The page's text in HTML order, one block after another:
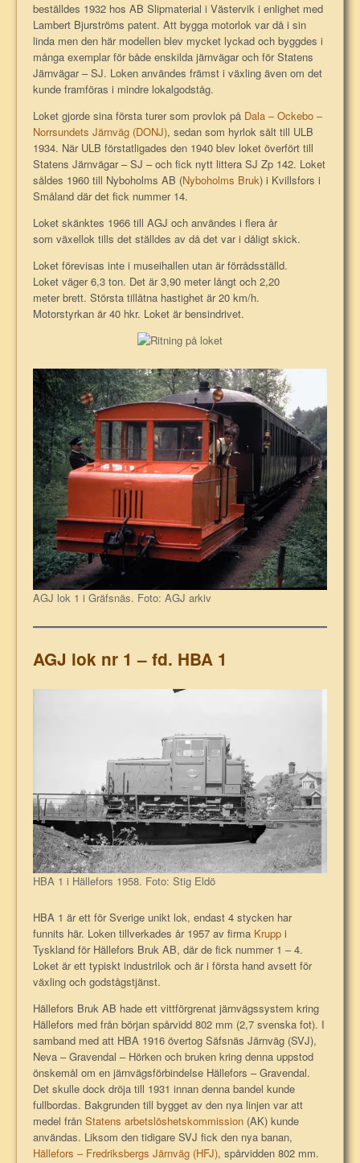
beställdes 1932 hos AB Slipmaterial i Västervik i enlighet med
Lambert Bjurströms patent. Att bygga motorlok var då i sin
linda men den här modellen blev mycket lyckad och byggdes i
många exemplar för både enskilda järnvägar och för Statens
Järnvägar – SJ. Loken användes främst i växling även om det
kunde framföras i mindre lokalgodståg.
Loket gjorde sina första turer som provlok på Dala – Ockebo –
Norrsundets Järnväg (DONJ), sedan som hyrlok sålt till ULB
1934. När ULB förstatligades den 1940 blev loket överfört till
Statens Järnvägar – SJ – och fick nytt littera SJ Zp 142. Loket
såldes 1960 till Nyboholms AB (Nyboholms Bruk) i Kvillsfors i
Småland där det fick nummer 14.
Loket skänktes 1966 till AGJ och användes i flera år
som växellok tills det ställdes av då det var i dåligt skick.
Loket förevisas inte i museihallen utan är förrådsställd.
Loket väger 6,3 ton. Det är 3,90 meter långt och 2,20
meter brett. Största tillåtna hastighet är 20 km/h.
Motorstyrkan är 40 hkr. Loket är bensindrivet.
AGJ lok 1 i Gräfsnäs. Foto: AGJ arkiv
AGJ lok nr 1 – fd. HBA 1
HBA 1 i Hällefors 1958. Foto: Stig Eldö
HBA 1 är ett för Sverige unikt lok, endast 4 stycken har
funnits här. Loken tillverkades år 1957 av firma Krupp i
Tyskland för Hällefors Bruk AB, där de fick nummer 1 – 4.
Loket är ett typiskt industrilok och är i första hand avsett för
växling och godstågstjänst.
Hällefors Bruk AB hade ett vittförgrenat järnvägssystem kring
Hällefors med från början spårvidd 802 mm (2,7 svenska fot). I
samband med att HBA 1916 övertog Säfsnäs Järnväg (SVJ),
Neva – Gravendal – Hörken och bruken kring denna uppstod
önskemål om en järnvägsförbindelse Hällefors – Gravendal.
Det skulle dock dröja till 1931 innan denna bandel kunde
fullbordas. Bakgrunden till bygget av den nya linjen var att
medel från Statens arbetslöshetskommission (AK) kunde
användas. Liksom den tidigare SVJ fick den nya banan,
Hällefors – Fredriksbergs Järnväg (HFJ), spårvidden 802 mm.